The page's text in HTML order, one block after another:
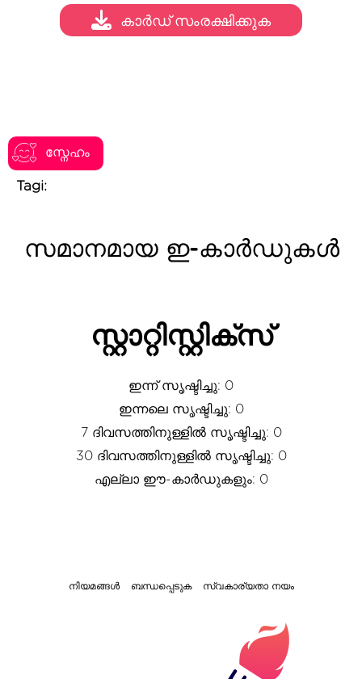
സ്നേഹം
Tagi:
കാർഡ് സംരക്ഷിക്കുക
സമാനമായ ഇ-കാർഡുകൾ
സ്റ്റാറ്റിസ്റ്റിക്സ്
ഇന്ന് സൃഷ്ടിച്ചു: 0
ഇന്നലെ സൃഷ്ടിച്ചു: 0
7 ദിവസത്തിനുള്ളിൽ സൃഷ്ടിച്ചു: 0
30 ദിവസത്തിനുള്ളിൽ സൃഷ്ടിച്ചു: 0
എല്ലാ ഈ-കാർഡുകളും: 0
നിയമങ്ങൾ ബന്ധപ്പെടുക സ്വകാര്യതാ നയം